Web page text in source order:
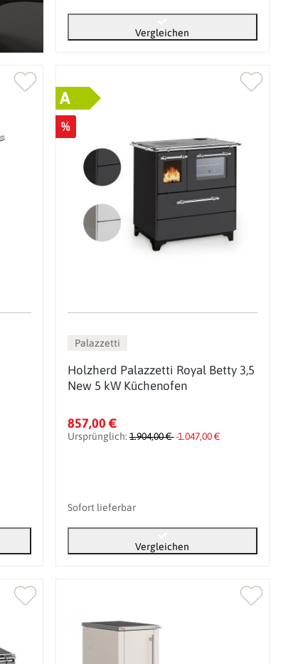
Vergleichen
A
%
Palazzetti
Holzherd Palazzetti Royal Betty 3,5
New 5 kW Küchenofen
857,00 €
Ursprünglich:1.904,00 €-1.047,00 €
Sofort lieferbar
Vergleichen